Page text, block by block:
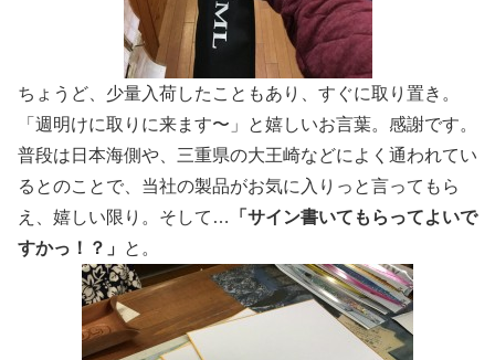
ちょうど、少量入荷したこともあり、すぐに取り置き。
「週明けに取りに来ます〜」と嬉しいお言葉。感謝です。
普段は日本海側や、三重県の大王崎などによく通われてい
るとのことで、当社の製品がお気に入りっと言ってもら
え、嬉しい限り。そして…
「サイン書いてもらってよいで
すかっ！？」
と。